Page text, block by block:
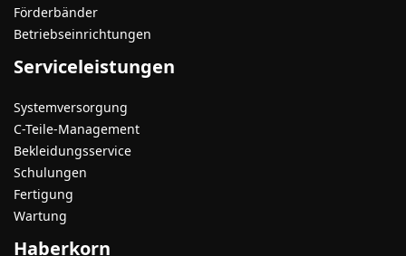
Förderbänder
Betriebseinrichtungen
Serviceleistungen
Systemversorgung
C-Teile-Management
Bekleidungsservice
Schulungen
Fertigung
Wartung
Haberkorn